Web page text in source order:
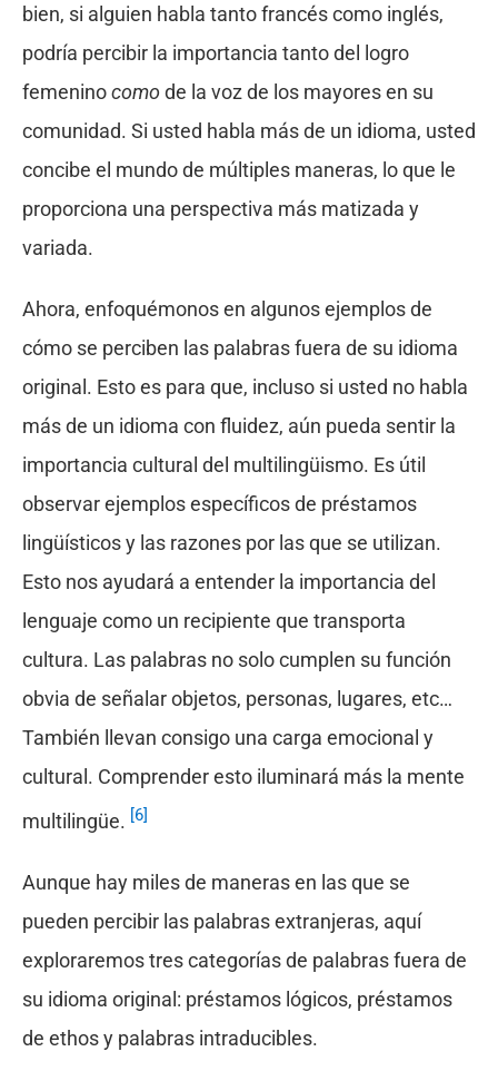
bien, si alguien habla tanto francés como inglés,
podría percibir la importancia tanto del logro
femeninocomode la voz de los mayores en su
comunidad. Si usted habla más de un idioma, usted
concibe el mundo de múltiples maneras, lo que le
proporciona una perspectiva más matizada y
variada.
Ahora, enfoquémonos en algunos ejemplos de
cómo se perciben las palabras fuera de su idioma
original. Esto es para que, incluso si usted no habla
más de un idioma con fluidez, aún pueda sentir la
importancia cultural del multilingüismo. Es útil
observar ejemplos específicos de préstamos
lingüísticos y las razones por las que se utilizan.
Esto nos ayudará a entender la importancia del
lenguaje como un recipiente que transporta
cultura. Las palabras no solo cumplen su función
obvia de señalar objetos, personas, lugares, etc…
También llevan consigo una carga emocional y
cultural. Comprender esto iluminará más la mente
multilingüe. [6]
Aunque hay miles de maneras en las que se
pueden percibir las palabras extranjeras, aquí
exploraremos tres categorías de palabras fuera de
su idioma original: préstamos lógicos, préstamos
de ethos y palabras intraducibles.